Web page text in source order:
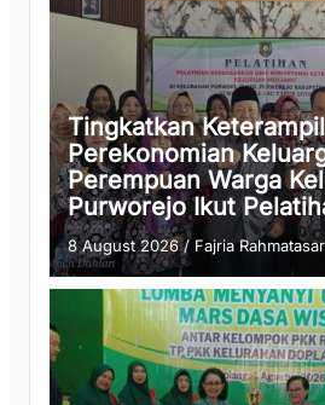
Tingkatkan
Perekonomian
Perempuan Warga
Purworejo Ikut
8 August 2026/ Fajria